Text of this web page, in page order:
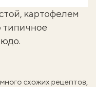
картофелем
типичное
схожих рецептов,